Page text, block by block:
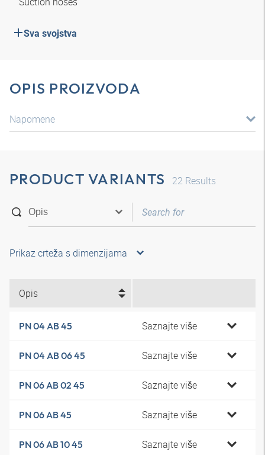
Sva svojstva
OPIS PROIZVODA
Napomene
PRODUCT VARIANTS 22 Results
Prikaz crteža s dimenzijama
Opis
PN 04 AB 45 Saznajte više
PN 04 AB 06 45 Saznajte više
PN 06 AB 02 45 Saznajte više
PN 06 AB 45 Saznajte više
PN 06 AB 10 45 Saznajte više